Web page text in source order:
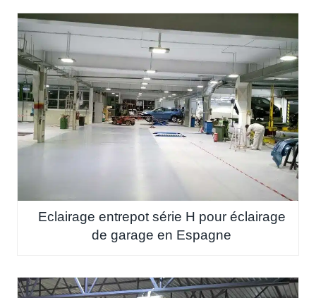
Eclairage entrepot série H pour éclairage
de garage en Espagne